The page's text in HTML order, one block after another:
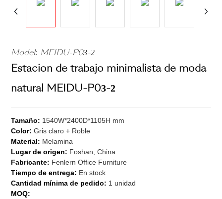
Model: MEIDU-P03-2
Estación de trabajo minimalista de moda
natural MEIDU-P03-2
Tamaño: 1540W*2400D*1105H mm
Color:Gris claro + Roble
Material: Melamina
Lugar de origen: Foshan, China
Fabricante: Fenlern Office Furniture
Tiempo de entrega: En stock
Cantidad mínima de pedido: 1 unidad
MOQ: